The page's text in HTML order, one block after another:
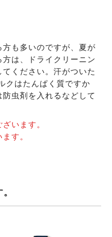
も多いのですが、夏が
は、ドライクリーニン
ください。汗がついた
クはたんぱく質ですか
虫剤を入れるなどして
います。
す。